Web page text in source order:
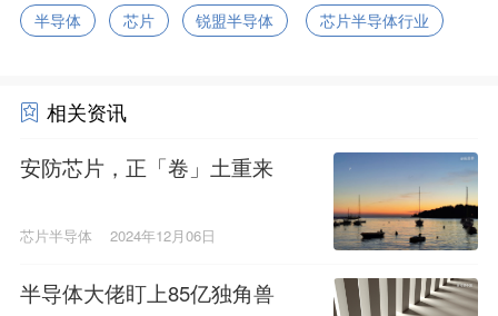
半导体 芯片 锐盟半导体 芯片半导体行业
相关资讯
安防芯片，正「卷」土重来
芯片半导体 2024年12月06日
半导体大佬盯上85亿独角兽